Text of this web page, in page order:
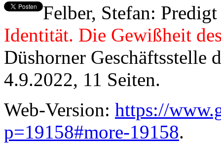
Felber, Stefan:
Identität. Die Gewißheit
Düshorner Geschäftsstelle
4.9.2022, 11 Seiten.
Web-Version: https://
p=19158#more-19158.